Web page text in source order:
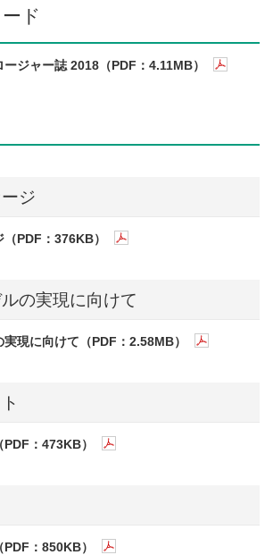
ド
ジャー誌 2018（PDF：4.11MB）
ジ
PDF：376KB）
の実現に向けて
現に向けて（PDF：2.58MB）
：473KB）
：850KB）